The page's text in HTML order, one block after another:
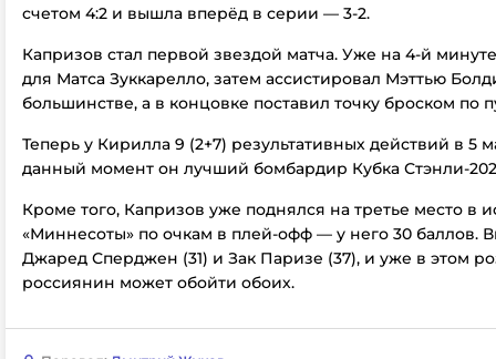
счетом 4:2 и вышла вперёд в серии — 3-2.
Капризов стал первой звездой матча. Уже на 4-й
для Матса Зуккарелло, затем ассистировал Мэттью
большинстве, а в концовке поставил точку броском по
Теперь у Кирилла 9 (2+7) результативных действий в 5
данный момент он лучший бомбардир Кубка Стэнли-
Кроме того, Капризов уже поднялся на третье место в
«Миннесоты» по очкам в плей-офф — у него 30 баллов.
Джаред Сперджен (31) и Зак Паризе (37), и уже в этом
россиянин может обойти обоих.